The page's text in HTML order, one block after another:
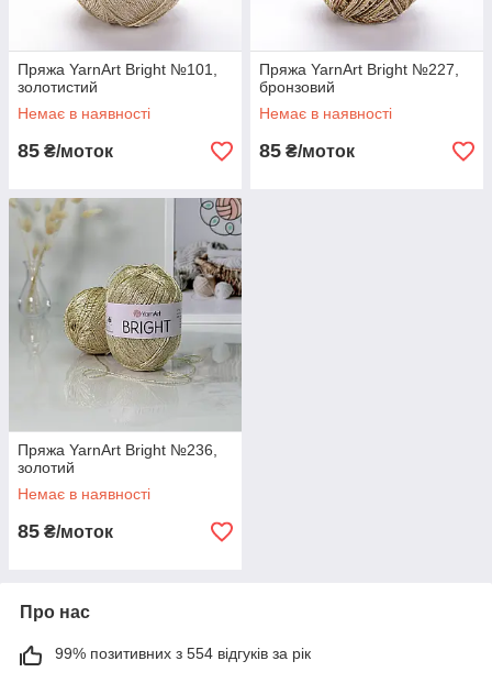
Пряжа YarnArt Bright №101,
золотистий
Немає в наявності
85 ₴/моток
Пряжа YarnArt Bright №227,
бронзовий
Немає в наявності
85 ₴/моток
Пряжа YarnArt Bright №236,
золотий
Немає в наявності
85 ₴/моток
Про нас
99% позитивних з 554 відгуків за рік